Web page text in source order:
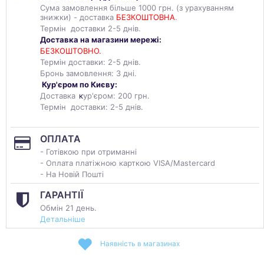
Сума замовлення більше 1000 грн. (з урахуванням
знижки) - доставка БЕЗКОШТОВНА.
Термін доставки 2-5 днів.
Доставка на магазини мережі:
БЕЗКОШТОВНО.
Термін доставки: 2-5 днів.
Бронь замовлення: 3 дні.
Кур'єром по Києву:
Доставка кур'єром: 200 грн.
Термін доставки: 2-5 днів.
ОПЛАТА
- Готівкою при отриманні
- Оплата платіжною карткою VISA/Mastercard
- На Новій Пошті
ГАРАНТІЇ
Обмін 21 день.
Детальніше
Наявність в магазинах